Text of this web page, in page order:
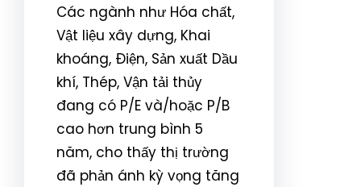
Các ngành như Hóa chất,
Vật liệu xây dựng, Khai
khoáng, Điện, Sản xuất Dầu
khí, Thép, Vận tải thủy
đang có P/E và/hoặc P/B
cao hơn trung bình 5
năm, cho thấy thị trường
đã phản ánh kỳ vọng tăng